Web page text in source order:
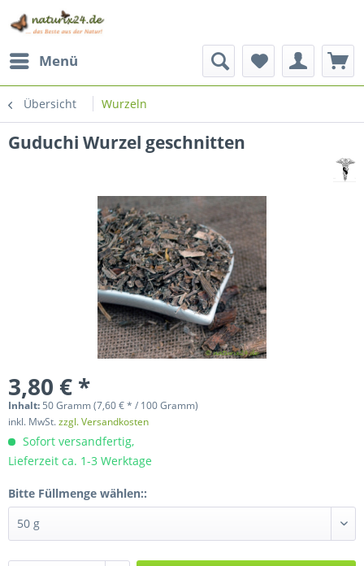
Menü
Übersicht Wurzeln
Guduchi Wurzel geschnitten
3,80 € *
Inhalt: 50 Gramm (7,60 € * / 100 Gramm)
inkl. MwSt.zzgl. Versandkosten
Sofort versandfertig,
Lieferzeit ca. 1-3 Werktage
Bitte Füllmenge wählen::